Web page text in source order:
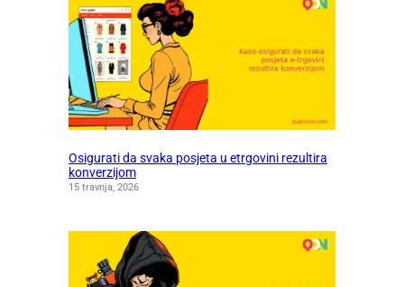
Osigurati da svaka posjeta u etrgovini rezultira
konverzijom
15 travnja, 2026